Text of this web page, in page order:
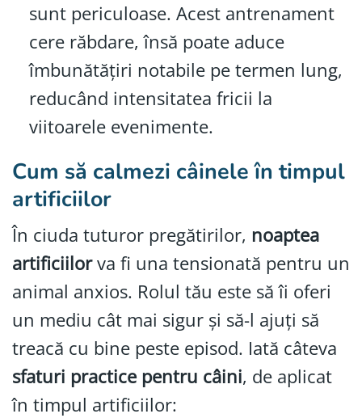
sunt periculoase. Acest antrenament
cere răbdare, însă poate aduce
îmbunătățiri notabile pe termen lung,
reducând intensitatea fricii la
viitoarele evenimente.
Cum să calmezi câineleîn timpul
artificiilor
În ciuda tuturor pregătirilor, noaptea
artificiilorva fi una tensionată pentru un
animal anxios. Rolul tău este să îi oferi
un mediu cât mai sigur și să-l ajuți să
treacă cu bine peste episod. Iată câteva
sfaturi practice pentru câini, de aplicat
în timpul artificiilor: